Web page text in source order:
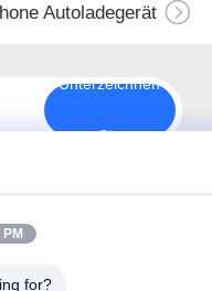
Autoladegerät
Unterzeichnen
Sie
for?